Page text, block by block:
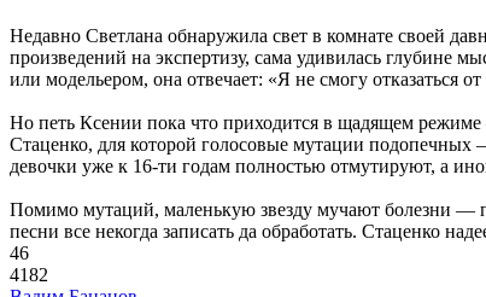
Недавно Светлана обнаружила свет в комнате своей
произведений на экспертизу, сама удивилась глубине
или модельером, она отвечает: «Я не смогу отказаться
Но петь Ксении пока что приходится в щадящем режиме
Стаценко, для которой голосовые мутации
девочки уже к 16-ти годам полностью отмутируют, а
Помимо мутаций, маленькую звезду мучают болезни —
песни все некогда записать да обработать. Стаценко
46
4182